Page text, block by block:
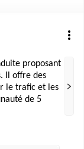
proposant
Il offre des
le trafic et les
de 5